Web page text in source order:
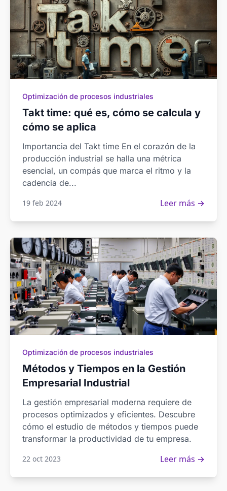
Optimización de procesos industriales
Takt time: qué es, cómo se calcula y
cómo se aplica
Importancia del Takt time En el corazón de la
producción industrial se halla una métrica
esencial, un compás que marca el ritmo y la
cadencia de...
19 feb 2024 Leer más →
Optimización de procesos industriales
Métodos y Tiempos en la Gestión
Empresarial Industrial
La gestión empresarial moderna requiere de
procesos optimizados y eficientes. Descubre
cómo el estudio de métodos y tiempos puede
transformar la productividad de tu empresa.
22 oct 2023 Leer más →